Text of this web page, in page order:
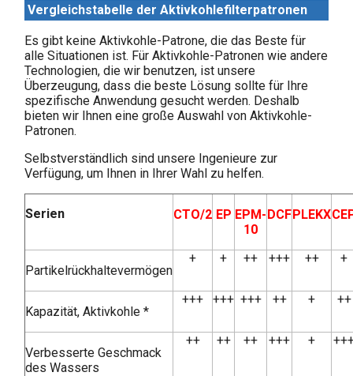
Vergleichstabelle der Aktivkohlefilterpatronen
Es gibt keine Aktivkohle-Patrone, die das Beste für
alle Situationen ist. Für Aktivkohle-Patronen wie andere
Technologien, die wir benutzen, ist unsere
Überzeugung, dass die beste Lösung sollte für Ihre
spezifische Anwendung gesucht werden. Deshalb
bieten wir Ihnen eine große Auswahl von Aktivkohle-
Patronen.
Selbstverständlich sind unsere Ingenieure zur
Verfügung, um Ihnen in Ihrer Wahl zu helfen.
Serien CTO/2 EP EPM-
10
DCFPLEKX
Partikelrückhaltevermögen
+ + ++ +++ ++ +
Kapazität, Aktivkohle *
+++ +++ +++ ++ + ++
Verbesserte Geschmack
des Wassers
++ ++ ++ +++ +